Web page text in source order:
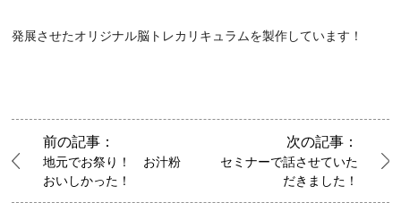
発展させたオリジナル脳トレカリキュラムを製作しています！
前の記事：
地元でお祭り！ お汁粉
おいしかった！
次の記事：
セミナーで話させていた
だきました！